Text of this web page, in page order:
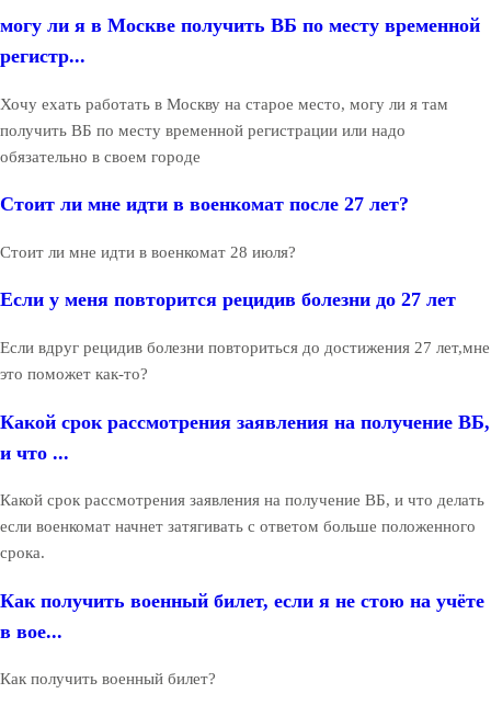
могу ли я в Москве получить ВБ по месту временной
регистр...
Хочу ехать работать в Москву на старое место, могу ли я там
получить ВБ по месту временной регистрации или надо
обязательно в своем городе
Стоит ли мне идти в военкомат после 27 лет?
Стоит ли мне идти в военкомат 28 июля?
Если у меня повторится рецидив болезни до 27 лет
Если вдруг рецидив болезни повториться до достижения 27 лет,мне
это поможет как-то?
Какой срок рассмотрения заявления на получение ВБ,
и что ...
Какой срок рассмотрения заявления на получение ВБ, и что делать
если военкомат начнет затягивать с ответом больше положенного
срока.
Как получить военный билет, если я не стою на учёте
в вое...
Как получить военный билет?